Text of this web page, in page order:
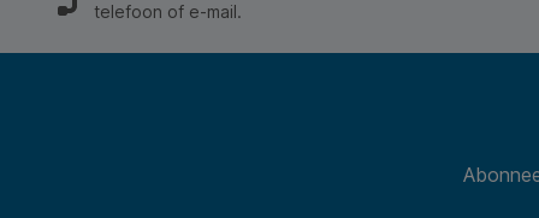
5.1m
telefoon of e-mail.